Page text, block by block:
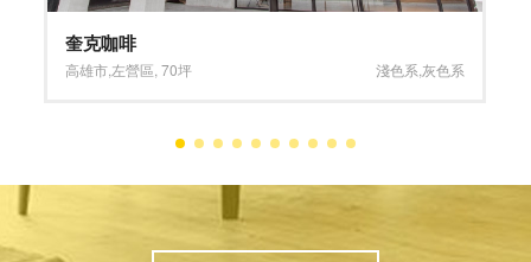
理性延伸 感性共存
新北市,林口區, 粉色系,灰色系